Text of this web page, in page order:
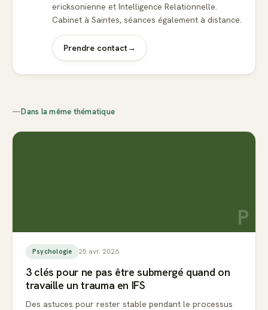
ericksonienne et Intelligence Relationnelle.
Cabinet à Saintes, séances également à distance.
Prendre contact→
—Dans la même thématique
P
Psychologie 25 avr. 2026
3 clés pour ne pas être submergé quand on
travaille un trauma en IFS
Des astuces pour rester stable pendant le processus